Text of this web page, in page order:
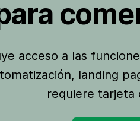
acceso a las
landing
requiere tarjeta